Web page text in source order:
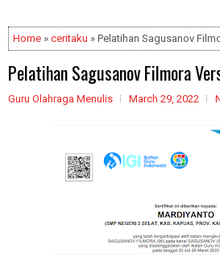
Home » ceritaku » Pelatihan Sagusanov
Pelatihan Sagusanov Filmora
Guru Olahraga Menulis March 29, 2022